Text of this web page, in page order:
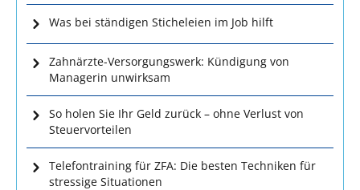
Was bei ständigen Sticheleien im Job hilft
Zahnärzte-Versorgungswerk: Kündigung von
Managerin unwirksam
So holen Sie Ihr Geld zurück – ohne Verlust von
Steuervorteilen
Telefontraining für ZFA: Die besten Techniken für
stressige Situationen